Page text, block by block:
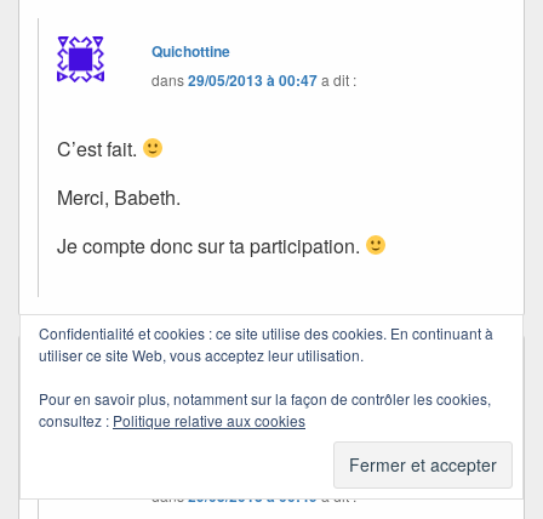
Quichottine
dans29/05/2013 à 00:47a dit :
C’est fait.
Merci, Babeth.
Je compte donc sur ta participation.
dans 21/05/2013 à 21:08
Mais je ne retrouve pas la réponse…!!!! sniff
dans29/05/2013 à 00:49a dit :
Confidentialité et cookies : ce site utilise des cookies. En continuant à
utiliser ce site Web, vous acceptez leur utilisation.
Pour en savoir plus, notamment sur la façon de contrôler les cookies,
consultez : Politique relative aux cookies